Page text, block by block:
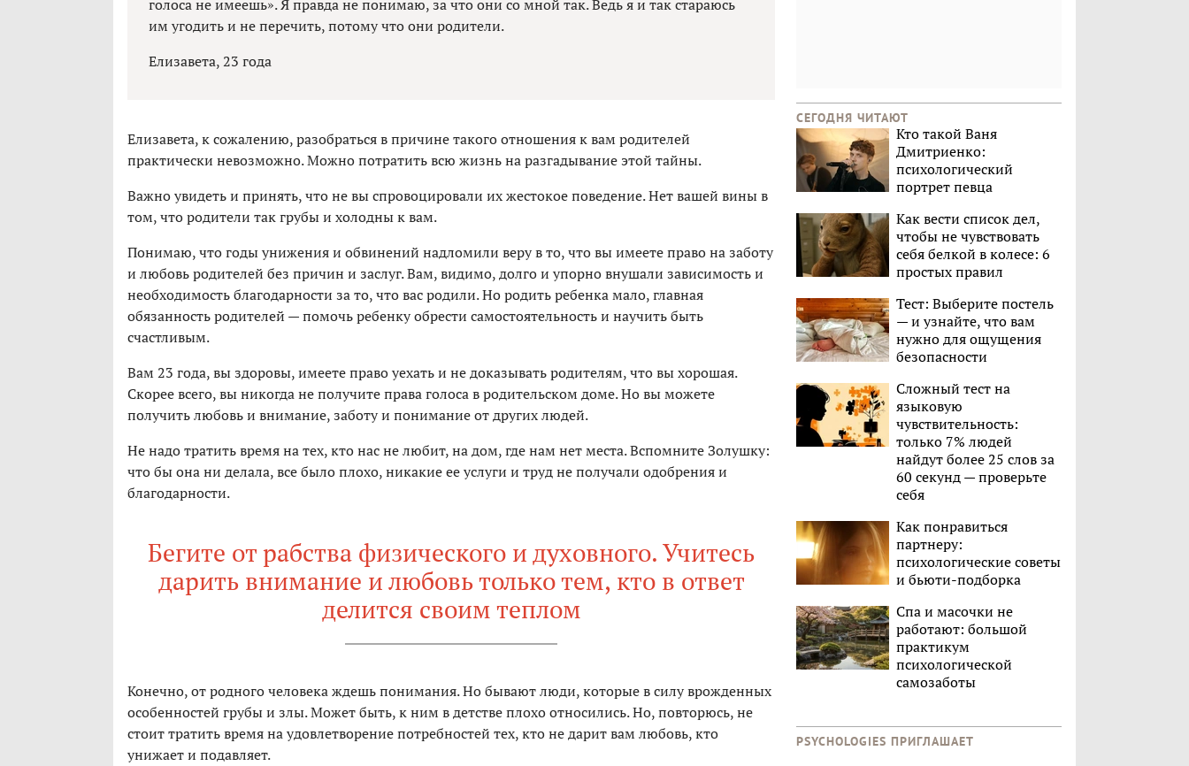
голоса не имеешь». Я правда не понимаю, за что они со мной так. Ведь я и так стараюсь
им угодить и не перечить, потому что они родители.
Елизавета, 23 года
Елизавета, к сожалению, разобраться в причине такого отношения к вам родителей
практически невозможно. Можно потратить всю жизнь на разгадывание этой тайны.
Важно увидеть и принять, что не вы спровоцировали их жестокое поведение. Нет вашей вины в
том, что родители так грубы и холодны к вам.
Понимаю, что годы унижения и обвинений надломили веру в то, что вы имеете право на заботу
и любовь родителей без причин и заслуг. Вам, видимо, долго и упорно внушали зависимость и
необходимость благодарности за то, что вас родили. Но родить ребенка мало, главная
обязанность родителей — помочь ребенку обрести самостоятельность и научить быть
счастливым.
Вам 23 года, вы здоровы, имеете право уехать и не доказывать родителям, что вы хорошая.
Скорее всего, вы никогда не получите права голоса в родительском доме. Но вы можете
получить любовь и внимание, заботу и понимание от других людей.
Не надо тратить время на тех, кто нас не любит, на дом, где нам нет места. Вспомните Золушку:
что бы она ни делала, все было плохо, никакие ее услуги и труд не получали одобрения и
благодарности.
Бегите от рабства физического и духовного. Учитесь
дарить внимание и любовь только тем, кто в ответ
делится своим теплом
Конечно, от родного человека ждешь понимания. Но бывают люди, которые в силу врожденных
особенностей грубы и злы. Может быть, к ним в детстве плохо относились. Но, повторюсь, не
стоит тратить время на удовлетворение потребностей тех, кто не дарит вам любовь, кто
унижает и подавляет.
СЕГОДНЯ ЧИТАЮТ
Кто такой Ваня
Дмитриенко:
психологический
портрет певца
Как вести список дел,
чтобы не чувствовать
себя белкой в колесе: 6
простых правил
Тест: Выберите постель
— и узнайте, что вам
нужно для ощущения
безопасности
Сложный тест на
языковую
чувствительность:
только 7% людей
найдут более 25 слов за
60 секунд — проверьте
себя
Как понравиться
партнеру:
психологические советы
и бьюти-подборка
Спа и масочки не
работают: большой
практикум
психологической
самозаботы
PSYCHOLOGIES ПРИГЛАШАЕТ